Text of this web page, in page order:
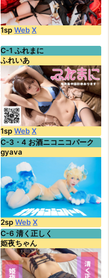
1spWeb X
C-1 ふれまに
ふれいあ
1spWeb X
C-3・4 お酒ニコニコパーク
gyava
2spWeb X
C-6 清く正しく
姫夜ちゃん